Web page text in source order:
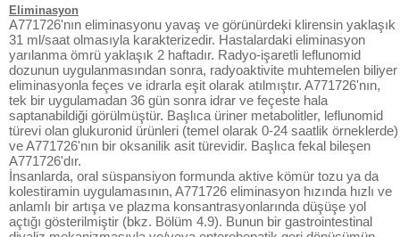
Eliminasyon
A771726'nın eliminasyonu yavaş ve görünürdeki klirensin yaklaşık
31 ml/saat olmasıyla karakterizedir. Hastalardaki eliminasyon
yarılanma ömrü yaklaşık 2 haftadır. Radyo-işaretli leflunomid
dozunun uygulanmasından sonra, radyoaktivite muhtemelen biliyer
eliminasyonla feçes ve idrarla eşit olarak atılmıştır. A771726'nın,
tek bir uygulamadan 36 gün sonra idrar ve feçeste hala
saptanabildiği görülmüştür. Başlıca üriner metabolitler, leflunomid
türevi olan glukuronid ürünleri (temel olarak 0-24 saatlik örneklerde)
ve A771726'nın bir oksanilik asit türevidir. Başlıca fekal bileşen
A771726'dır.
İnsanlarda, oral süspansiyon formunda aktive kömür tozu ya da
kolestiramin uygulamasının, A771726 eliminasyon hızında hızlı ve
anlamlı bir artışa ve plazma konsantrasyonlarında düşüşe yol
açtığı gösterilmiştir (bkz. Bölüm 4.9). Bunun bir gastrointestinal